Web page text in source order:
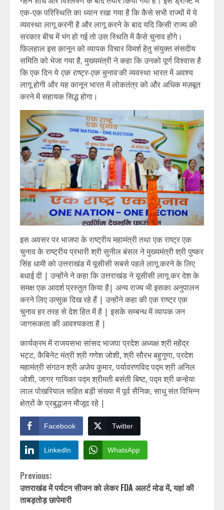
एक-एक परिस्थिति का ध्यान रखा गया है कि कैसे सभी राज्यों में ये
व्यवस्था लागू करनी है और लागू करने के बाद यदि किसी राज्य की
सरकार बीच में भंग हो गई तो उस स्थिति में कैसे चुनाव होंगे।
फ़िलहाल इस क़ानून को व्यापक विचार विमर्श हेतु संयुक्त संसदीय
समिति को भेजा गया है, मुख्यमंत्री ने कहा कि उनको पूर्ण विश्वास है
कि एक दिन ये एक राष्ट्र-एक चुनावकी व्यवस्था भारत में अवश्य
लागू होगी और यह कानून भारत में लोकतंत्र को और अधिक मज़बूत
करने में सहायक सिद्ध होगा।
इस अवसर पर भाजपा के राष्ट्रीय महामंत्री तथा एक राष्ट्र एक
चुनाव के राष्ट्रीय प्रभारी श्री सुनील बंसल ने मुख्यमंत्री श्री पुष्कर
सिंह धामी को उत्तराखंड में यूसीसी सबसे पहले लागू करने के लिए
बधाई दी | उन्होंने ने कहा कि उत्तराखंड ने यूसीसी लागू कर देश के
समक्ष एक आदर्श प्रस्तुत किया है| अन्य राज्य भी इसका अनुपालन
करने लिए उत्सुक दिख रहे हैं | उन्होंने कहा की एक राष्ट्र एक
चुनाव हर तरह से देश हित में है | इसके सम्बन्ध में व्यापक जन
जागरूकता की आवश्यकता है |
कार्यक्रम में राजयसभा सांसद भाजपा प्रदेश अध्यक्ष श्री महेंद्र
भट्ट, कैबिनेट मंत्री श्री गणेश जोशी, श्री सौरभ बहुगुणा, प्रदेश
महामंत्री संगठन श्री अजेय कुमार, पर्यावरणविद पद्म श्री अनिल
जोशी, जागर गायिका पद्म श्रीमती बसंती बिष्ट, पद्म श्री कन्हेया
लाल पोखरियाल सहित बड़ी संख्या में पूर्व सैनिक, साधु संत विभिन्न
क्षेत्रों के प्रबुद्धजन मौजूद रहे |
Facebook Twitter
LinkedIn WhatsApp
Continue
Reading
Previous:
उत्तराखंड में पर्यटन सीजन को लेकर FDA अलर्ट मोड में, यहां की
ताबड़तोड़ छापेमारी